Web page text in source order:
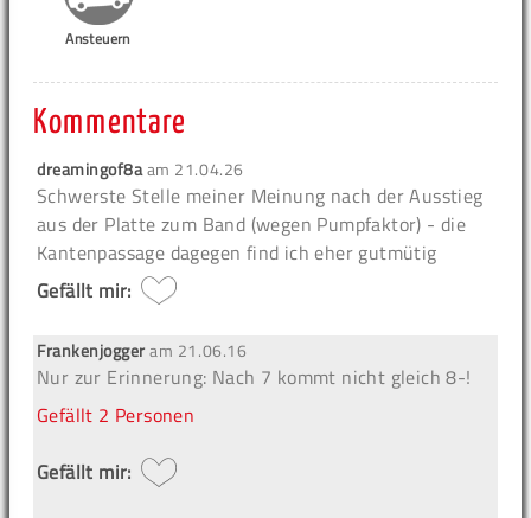
Ansteuern
Kommentare
dreamingof8aam 21.04.26
Schwerste Stelle meiner Meinung nach der Ausstieg
aus der Platte zum Band (wegen Pumpfaktor) - die
Kantenpassage dagegen find ich eher gutmütig
Gefällt mir:
Frankenjoggeram 21.06.16
Nur zur Erinnerung: Nach 7 kommt nicht gleich 8-!
Gefällt 2 Personen
Gefällt mir: